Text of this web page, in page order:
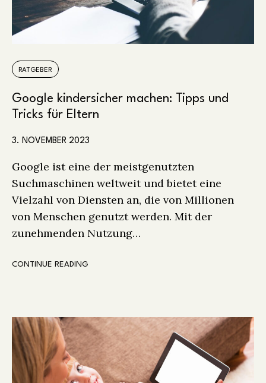
RATGEBER
Google kindersicher machen: Tipps und
Tricks für Eltern
3. NOVEMBER 2023
Google ist eine der meistgenutzten
Suchmaschinen weltweit und bietet eine
Vielzahl von Diensten an, die von Millionen
von Menschen genutzt werden. Mit der
zunehmenden Nutzung…
CONTINUE READING